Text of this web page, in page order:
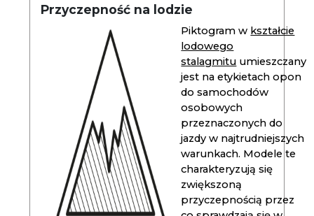
Przyczepność na lodzie
Piktogram w kształcie
lodowego
stalagmitu umieszczany
jest na etykietach opon
do samochodów
osobowych
przeznaczonych do
jazdy w najtrudniejszych
warunkach. Modele te
charakteryzują się
zwiększoną
przyczepnością przez